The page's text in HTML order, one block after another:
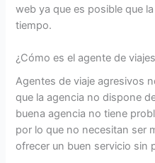
web ya que es posible que
tiempo.
¿Cómo es el agente de
Agentes de viaje agresivos
que la agencia no dispone
buena agencia no tiene
por lo que no necesitan ser
ofrecer un buen servicio sin